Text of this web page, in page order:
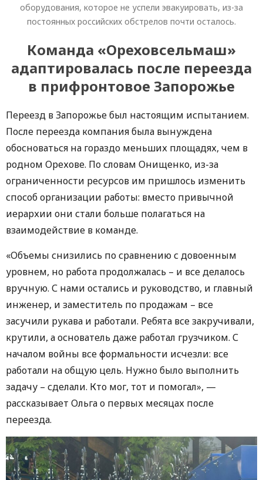
оборудования, которое не успели эвакуировать, из-за
постоянных российских обстрелов почти осталось.
Команда «Ореховсельмаш»
адаптировалась после переезда
в прифронтовое Запорожье
Переезд в Запорожье был настоящим испытанием.
После переезда компания была вынуждена
обосноваться на гораздо меньших площадях, чем в
родном Орехове. По словам Онищенко, из-за
ограниченности ресурсов им пришлось изменить
способ организации работы: вместо привычной
иерархии они стали больше полагаться на
взаимодействие в команде.
«Объемы снизились по сравнению с довоенным
уровнем, но работа продолжалась – и все делалось
вручную. С нами остались и руководство, и главный
инженер, и заместитель по продажам – все
засучили рукава и работали. Ребята все закручивали,
крутили, а основатель даже работал грузчиком. С
началом войны все формальности исчезли: все
работали на общую цель. Нужно было выполнить
задачу – сделали. Кто мог, тот и помогал», —
рассказывает Ольга о первых месяцах после
переезда.